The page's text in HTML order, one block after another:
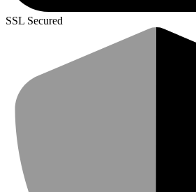
SSL Secured